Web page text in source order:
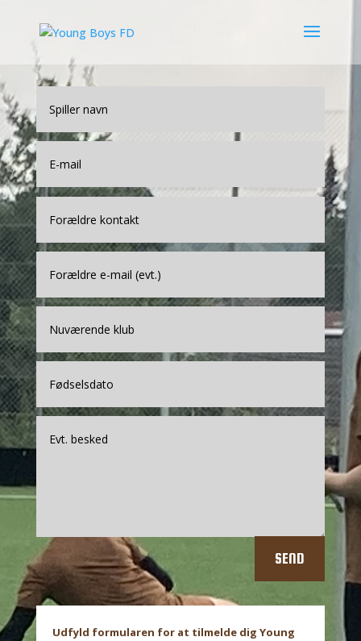
!! VENTELISTE – TILMELD OG HØR FRA
OS NÅR DER ER PLADS !!
SEND
Udfyld formularen for at tilmelde dig Young